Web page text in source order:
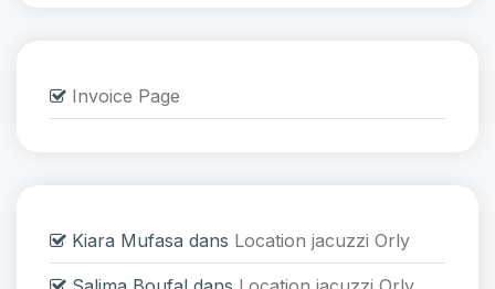
Invoice Page
Kiara Mufasa dans Location jacuzzi Orly